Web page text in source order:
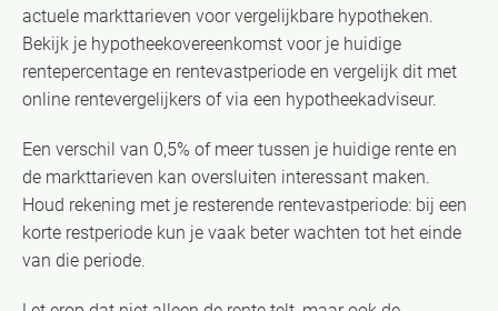
actuele markttarieven voor vergelijkbare hypotheken.
Bekijk je hypotheekovereenkomst voor je huidige
rentepercentage en rentevastperiode en vergelijk dit met
online rentevergelijkers of via een hypotheekadviseur.
Een verschil van 0,5% of meer tussen je huidige rente en
de markttarieven kan oversluiten interessant maken.
Houd rekening met je resterende rentevastperiode: bij een
korte restperiode kun je vaak beter wachten tot het einde
van die periode.